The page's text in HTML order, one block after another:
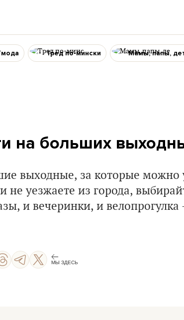
мода Тред по-мински Мамы, папы,
на больших
выходные, за которые можно
не уезжаете из города,
и вечеринки, и
МЫ ЗДЕСЬ